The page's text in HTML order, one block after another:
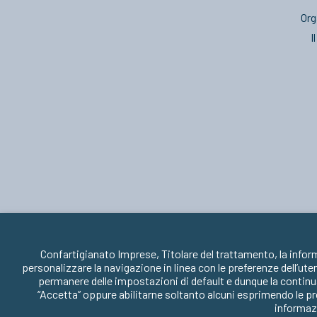
Confartigianato Imprese, Titolare del trattamento, la
personalizzare la navigazione in linea con le preferenze
permanere delle impostazioni di default e dunque la
“Accetta” oppure abilitarne soltanto alcuni esprimendo le